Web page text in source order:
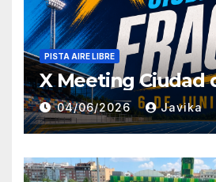
PISTA AIRE LIBRE
X Meeting Ciudad
04/06/2026 Javika